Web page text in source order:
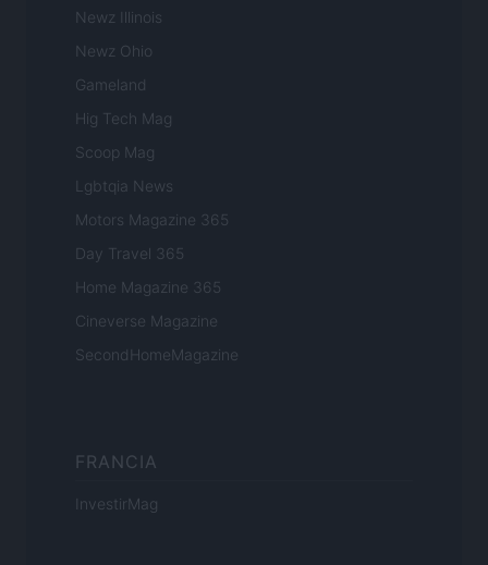
Newz Illinois
Newz Ohio
Gameland
Hig Tech Mag
Scoop Mag
Lgbtqia News
Motors Magazine 365
Day Travel 365
Home Magazine 365
Cineverse Magazine
SecondHomeMagazine
FRANCIA
InvestirMag